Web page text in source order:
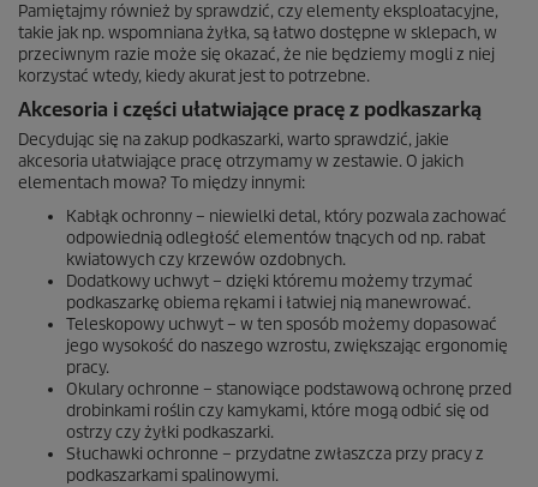
Pamiętajmy również by sprawdzić, czy elementy eksploatacyjne,
takie jak np. wspomniana żyłka, są łatwo dostępne w sklepach, w
przeciwnym razie może się okazać, że nie będziemy mogli z niej
korzystać wtedy, kiedy akurat jest to potrzebne.
Akcesoria i części ułatwiające pracę z podkaszarką
Decydując się na zakup podkaszarki, warto sprawdzić, jakie
akcesoria ułatwiające pracę otrzymamy w zestawie. O jakich
elementach mowa? To między innymi:
Kabłąk ochronny – niewielki detal, który pozwala zachować
odpowiednią odległość elementów tnących od np. rabat
kwiatowych czy krzewów ozdobnych.
Dodatkowy uchwyt – dzięki któremu możemy trzymać
podkaszarkę obiema rękami i łatwiej nią manewrować.
Teleskopowy uchwyt – w ten sposób możemy dopasować
jego wysokość do naszego wzrostu, zwiększając ergonomię
pracy.
Okulary ochronne – stanowiące podstawową ochronę przed
drobinkami roślin czy kamykami, które mogą odbić się od
ostrzy czy żyłki podkaszarki.
Słuchawki ochronne – przydatne zwłaszcza przy pracy z
podkaszarkami spalinowymi.